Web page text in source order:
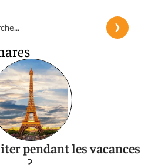
pendant les vacances